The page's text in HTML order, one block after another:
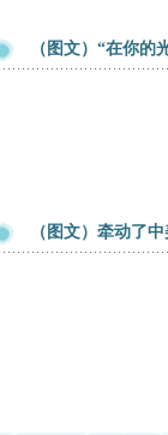
（图文）“在你的
（图文）牵动了